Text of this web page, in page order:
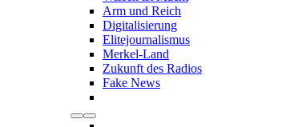
Arm und Reich
Digitalisierung
Elitejournalismus
Merkel-Land
Zukunft des Radios
Fake News